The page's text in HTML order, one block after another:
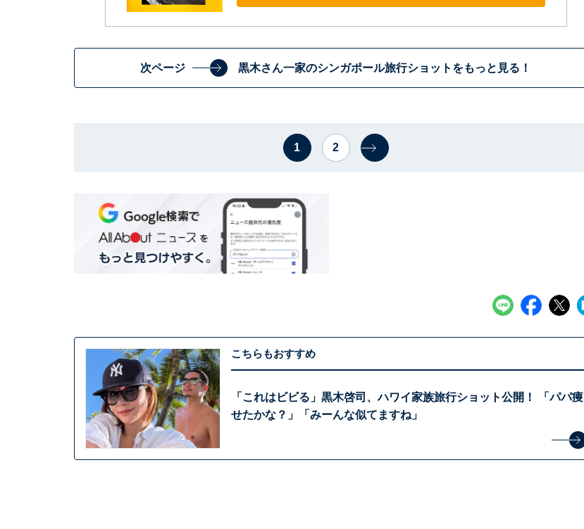
次ページ 黒木さん一家のシンガポール旅行ショットをもっと見る！
1 2
こちらもおすすめ
「これはビビる」黒木啓司、ハワイ家族旅行ショット公開！ 「パパ痩
せたかな？」「みーんな似てますね」